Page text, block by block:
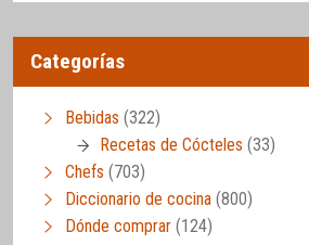
Categorías
Bebidas (322)
Recetas de Cócteles (33)
Chefs (703)
Diccionario de cocina (800)
Dónde comprar (124)